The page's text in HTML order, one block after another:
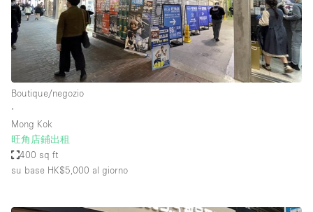
Boutique/negozio
∙
Mong Kok
旺角店鋪出租
400 sq ft
su base HK$5,000 al giorno